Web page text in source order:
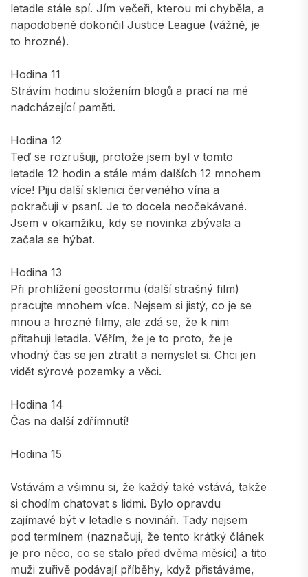
letadle stále spí. Jím večeři, kterou mi chyběla, a
napodobeně dokončil Justice League (vážně, je
to hrozné).
Hodina 11
Strávím hodinu složením blogů a prací na mé
nadcházející paměti.
Hodina 12
Teď se rozrušuji, protože jsem byl v tomto
letadle 12 hodin a stále mám dalších 12 mnohem
více! Piju další sklenici červeného vína a
pokračuji v psaní. Je to docela neočekávané.
Jsem v okamžiku, kdy se novinka zbývala a
začala se hýbat.
Hodina 13
Při prohlížení geostormu (další strašný film)
pracujte mnohem více. Nejsem si jistý, co je se
mnou a hrozné filmy, ale zdá se, že k nim
přitahuji letadla. Věřím, že je to proto, že je
vhodný čas se jen ztratit a nemyslet si. Chci jen
vidět sýrové pozemky a věci.
Hodina 14
Čas na další zdřímnutí!
Hodina 15
Vstávám a všimnu si, že každý také vstává, takže
si chodím chatovat s lidmi. Bylo opravdu
zajímavé být v letadle s novináři. Tady nejsem
pod termínem (naznačuji, že tento krátký článek
je pro něco, co se stalo před dvěma měsíci) a tito
muži zuřivě podávají příběhy, když přistáváme,